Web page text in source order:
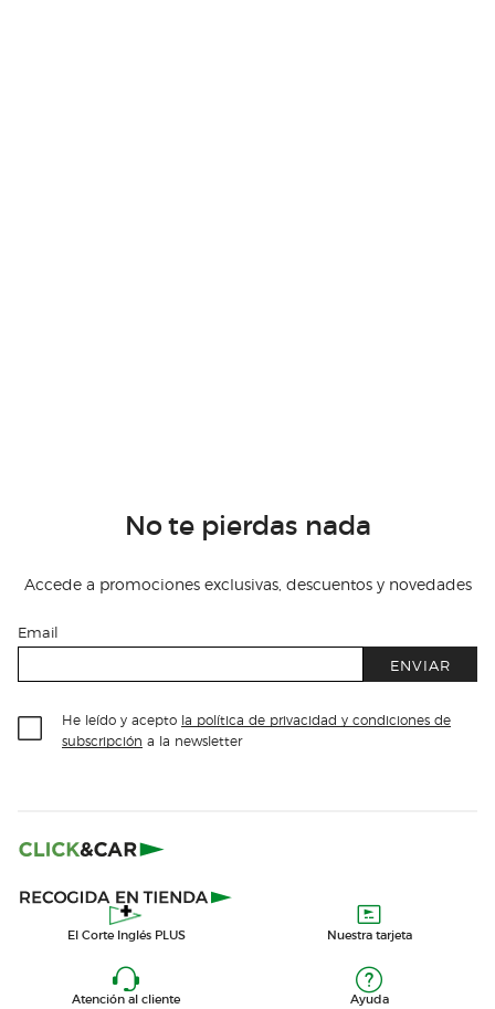
No te pierdas nada
Accede a promociones exclusivas, descuentos y novedades
Email
ENVIAR
He leído y acepto la política de privacidad y condiciones de
subscripción a la newsletter
El Corte Inglés PLUS Nuestra tarjeta
Atención al cliente Ayuda